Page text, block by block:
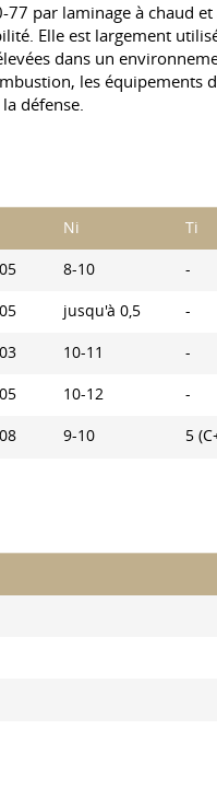
par laminage à chaud
Elle est largement
dans un
les équipements
défense.
Ni Ti
8-10 -
jusqu'à 0,5 -
10-11 -
10-12 -
9-10 5